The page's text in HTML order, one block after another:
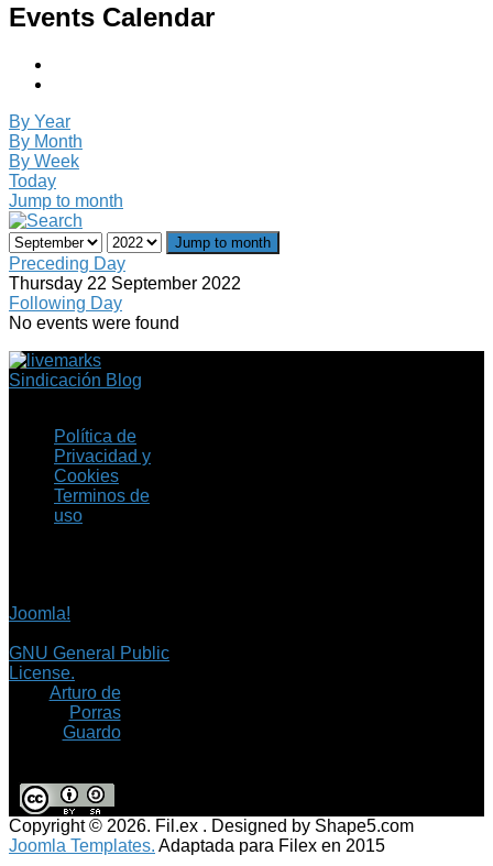
Events Calendar
By Year
By Month
By Week
Today
Jump to month
Jump to month
Preceding Day
Thursday 22 September 2022
Following Day
No events were found
Sindicación Blog
Política de
Privacidad y
Cookies
Terminos de
uso
Joomla!
GNU General Public
License.
Arturo de
Porras
Guardo
Copyright © 2026. Fil.ex . Designed by Shape5.com
Joomla Templates. Adaptada para Filex en 2015